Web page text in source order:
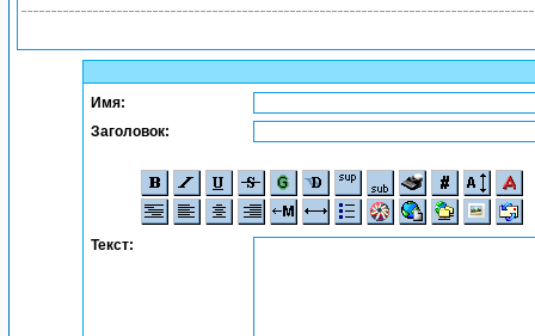
Имя:
Заголовок:
Текст: